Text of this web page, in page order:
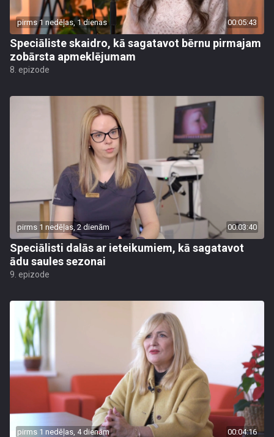
pirms 1 nedēļas, 1 dienas 00:05:43
Speciāliste skaidro, kā sagatavot bērnu pirmajam
zobārsta apmeklējumam
8. epizode
pirms 1 nedēļas, 2 dienām 00:03:40
Speciālisti dalās ar ieteikumiem, kā sagatavot
ādu saules sezonai
9. epizode
pirms 1 nedēļas, 4 dienām 00:04:16